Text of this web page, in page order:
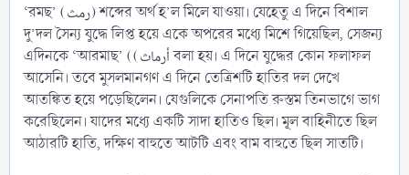
‘রমছ’ (رمث) শব্দের অর্থ হ’ল মিলে যাওয়া। যেহেতু এ দিনে বিশাল
দু’দল সৈন্য যুদ্ধে লিপ্ত হয়ে একে অপরের মধ্যে মিশে গিয়েছিল, সেজন্য
এদিনকে ‘আরমাছ’ ((أرماث বলা হয়। এ দিনে যুদ্ধের কোন ফলাফল
আসেনি। তবে মুসলমানগণ এ দিনে তেত্রিশটি হাতির দল দেখে
আতঙ্কিত হয়ে পড়েছিলেন। যেগুলিকে সেনাপতি রুস্তম তিনভাগে ভাগ
করেছিলেন। যাদের মধ্যে একটি সাদা হাতিও ছিল। মূল বাহিনীতে ছিল
আঠারটি হাতি, দক্ষিণ বাহুতে আটটি এবং বাম বাহুতে ছিল সাতটি।